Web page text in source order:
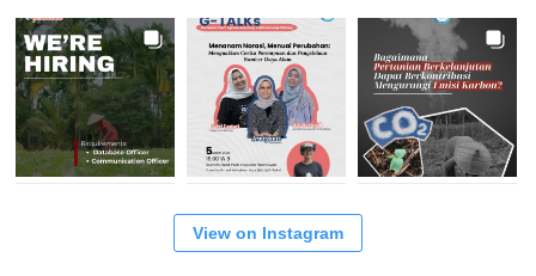
View on Instagram